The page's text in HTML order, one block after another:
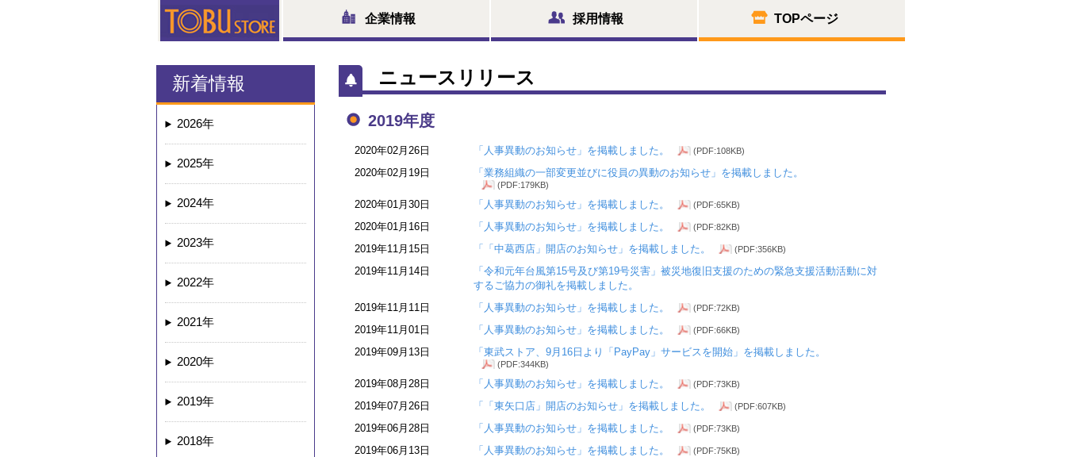
企業情報 採用情報 TOPページ
新着情報
2026年
2025年
2024年
2023年
2022年
2021年
2020年
2019年
2018年
ニュースリリース
2019年度
2020年02月26日 「人事異動のお知らせ」を掲載しました。 (PDF:108KB)
2020年02月19日 「業務組織の一部変更並びに役員の異動のお知らせ」を掲載しました。
(PDF:179KB)
2020年01月30日 「人事異動のお知らせ」を掲載しました。 (PDF:65KB)
2020年01月16日 「人事異動のお知らせ」を掲載しました。 (PDF:82KB)
2019年11月15日 「「中葛西店」開店のお知らせ」を掲載しました。 (PDF:356KB)
2019年11月14日
「令和元年台風第15号及び第19号災害」被災地復旧支援のための緊急支援活動活動に対
するご協力の御礼を掲載しました。
2019年11月11日
「人事異動のお知らせ」を掲載しました。 (PDF:72KB)
2019年11月01日 「人事異動のお知らせ」を掲載しました。 (PDF:66KB)
2019年09月13日 「東武ストア、9月16日より「PayPay」サービスを開始」を掲載しました。
(PDF:344KB)
2019年08月28日 「人事異動のお知らせ」を掲載しました。 (PDF:73KB)
2019年07月26日 「「東矢口店」開店のお知らせ」を掲載しました。 (PDF:607KB)
2019年06月28日 「人事異動のお知らせ」を掲載しました。 (PDF:73KB)
2019年06月13日 「人事異動のお知らせ」を掲載しました。 (PDF:75KB)